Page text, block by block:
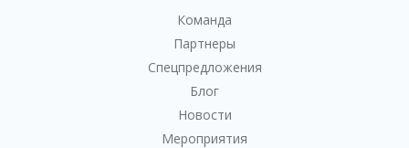
Команда
Партнеры
Спецпредложения
Блог
Новости
Мероприятия